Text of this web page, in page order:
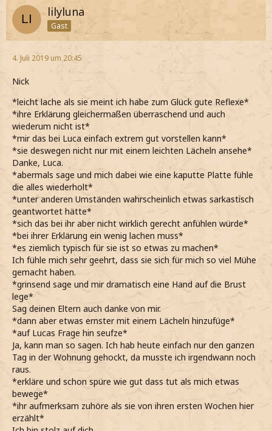
lilyluna
Gast
4. Juli 2019 um 20:45
Nick
*leicht lache als sie meint ich habe zum Glück gute Reflexe*
*ihre Erklärung gleichermaßen überraschend und auch
wiederum nicht ist*
*mir das bei Luca einfach extrem gut vorstellen kann*
*sie deswegen nicht nur mit einem leichten Lächeln ansehe*
Danke, Luca.
*abermals sage und mich dabei wie eine kaputte Platte fühle
die alles wiederholt*
*unter anderen Umständen wahrscheinlich etwas sarkastisch
geantwortet hätte*
*sich das bei ihr aber nicht wirklich gerecht anfühlen würde*
*bei ihrer Erklärung ein wenig lachen muss*
*es ziemlich typisch für sie ist so etwas zu machen*
Ich fühle mich sehr geehrt, dass sie sich für mich so viel Mühe
gemacht haben.
*grinsend sage und mir dramatisch eine Hand auf die Brust
lege*
Sag deinen Eltern auch danke von mir.
*dann aber etwas ernster mit einem Lächeln hinzufüge*
*auf Lucas Frage hin seufze*
Ja, kann man so sagen. Ich hab heute einfach nur den ganzen
Tag in der Wohnung gehockt, da musste ich irgendwann noch
raus.
*erkläre und schon spüre wie gut dass tut als mich etwas
bewege*
*ihr aufmerksam zuhöre als sie von ihren ersten Wochen hier
erzählt*